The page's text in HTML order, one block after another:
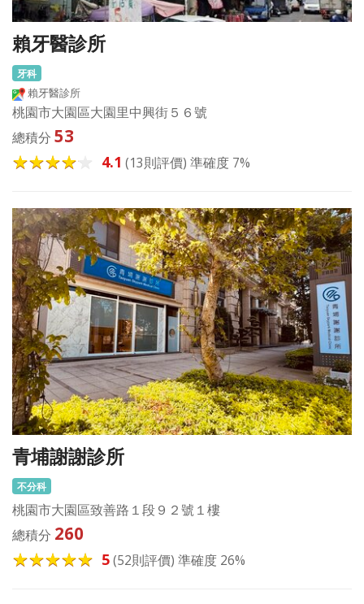
賴牙醫診所
牙科
賴牙醫診所
桃園市大園區大園里中興街５６號
總積分 53
4.1 (13則評價) 準確度 7%
青埔謝謝診所
不分科
桃園市大園區致善路１段９２號１樓
總積分 260
5(52則評價) 準確度 26%